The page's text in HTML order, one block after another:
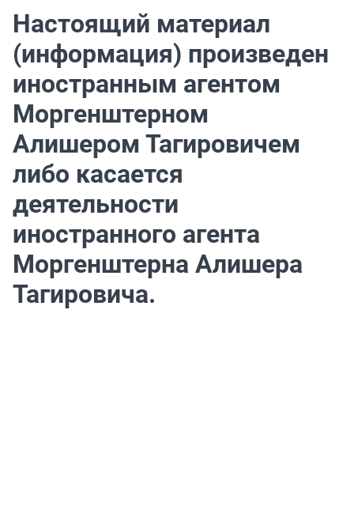
Настоящий материал
(информация) произведен
иностранным агентом
Моргенштерном
Алишером Тагировичем
либо касается
деятельности
иностранного агента
Моргенштерна Алишера
Тагировича.